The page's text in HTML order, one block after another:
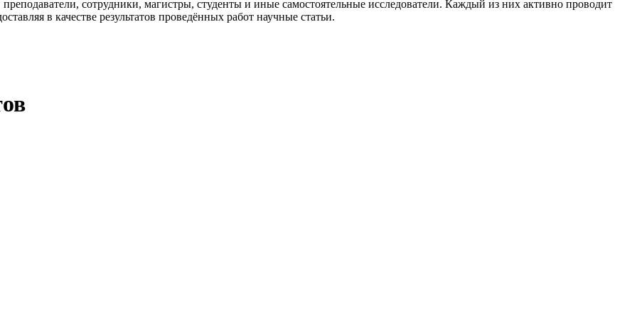
сотрудники, магистры, студенты и иные самостоятельные исследователи. Каждый из них активно проводит
в качестве результатов проведённых работ научные статьи.